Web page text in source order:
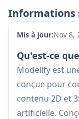
Informations
Mis à jour:Nov 8,
Qu'est-ce
Modelify est
conçue pour
contenu 2D et
artificielle.